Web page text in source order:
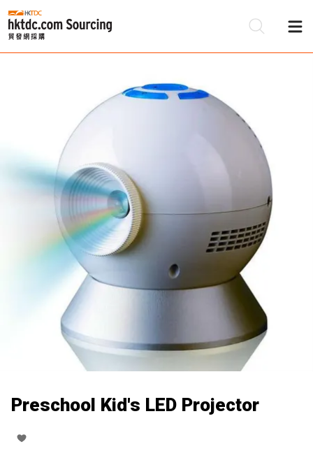
Preschool Kid's LED Projector